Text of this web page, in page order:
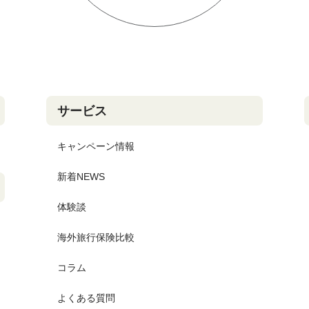
サービス
キャンペーン情報
新着NEWS
体験談
海外旅行保険比較
コラム
よくある質問